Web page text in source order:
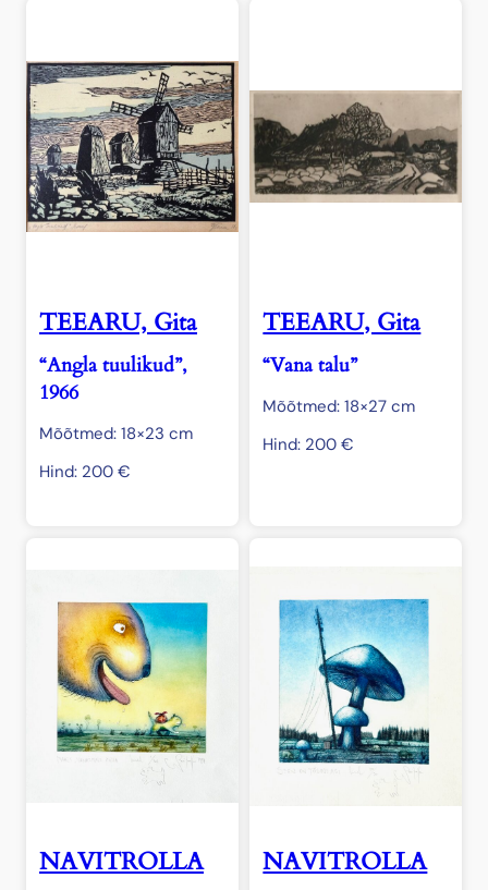
TEEARU, Gita
“Angla tuulikud”,
1966
Mõõtmed: 18×23 cm
Hind: 200 €
TEEARU, Gita
“Vana talu”
Mõõtmed: 18×27 cm
Hind: 200€
NAVITROLLA NAVITROLLA